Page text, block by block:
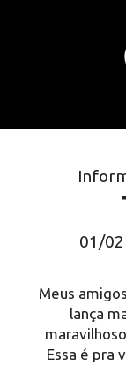
01/
Meus
lança
Essa é pra